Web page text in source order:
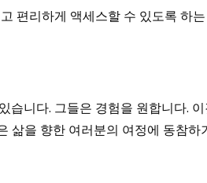
편리하게 액세스할 수 있도록 하
니다. 그들은 경험을 원합니다.
삶을 향한 여러분의 여정에 동참하